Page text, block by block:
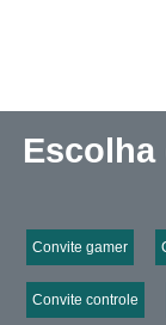
Convite gamer
Convite controle